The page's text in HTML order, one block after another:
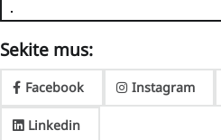
Sekite mus:
Facebook Instagram
Linkedin